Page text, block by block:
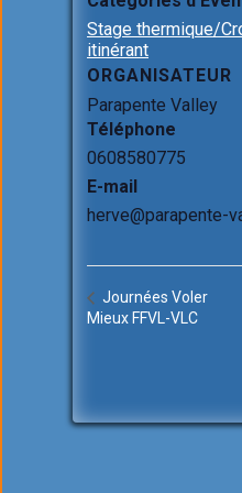
Stage thermique/
itinérant
ORGANISATEUR
Parapente Valley
Téléphone
0608580775
E-mail
herve@parapente-
Journées Voler
Mieux FFVL-VLC